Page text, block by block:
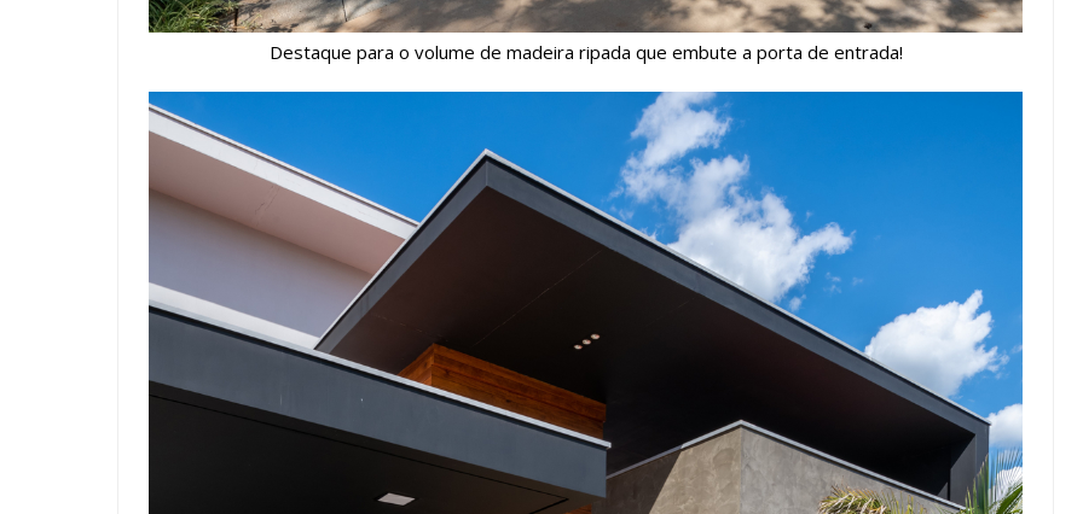
Destaque para o volume de madeira ripada que embute a porta de entrada!